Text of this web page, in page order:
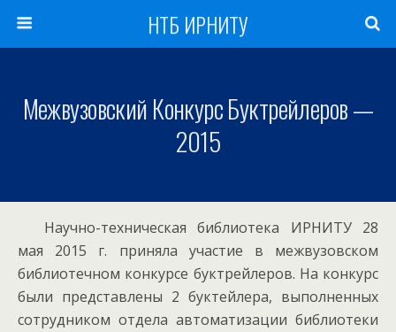
НТБ ИРНИТУ
Межвузовский Конкурс Буктрейлеров —
2015
Научно-техническая библиотека ИРНИТУ 28
мая 2015 г. приняла участие в межвузовском
библиотечном конкурсе буктрейлеров. На конкурс
были представлены 2 буктейлера, выполненных
сотрудником отдела автоматизации библиотеки